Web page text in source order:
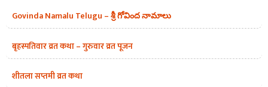
Govinda Namalu Telugu – శ్రీ గోవింద నామాలు
बृहस्पतिवार व्रत कथा – गुरुवार व्रत पूजन
शीतला सप्तमी व्रत कथा